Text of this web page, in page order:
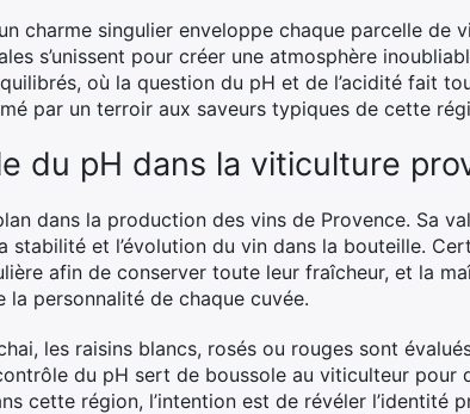
charme singulier enveloppe chaque parcelle de
s’unissent pour créer une atmosphère
où la question du pH et de l’acidité fait
par un terroir aux saveurs typiques de cette
du pH dans la viticulture
dans la production des vins de Provence. Sa
stabilité et l’évolution du vin dans la bouteille.
afin de conserver toute leur fraîcheur, et la
personnalité de chaque cuvée.
les raisins blancs, rosés ou rouges sont
du pH sert de boussole au viticulteur pour
cette région, l’intention est de révéler l’identité